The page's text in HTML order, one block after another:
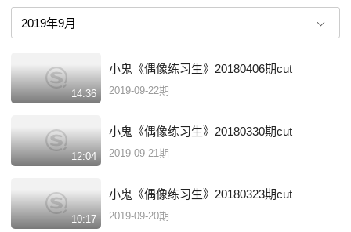
14:36
小鬼《偶像练习生》20180406期cut
2019-09-22期
12:04
小鬼《偶像练习生》20180330期cut
2019-09-21期
10:17
小鬼《偶像练习生》20180323期cut
2019-09-20期